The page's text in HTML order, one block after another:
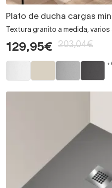
Plato de ducha cargas
Textura granito a medida,
129,95€ 203,04€
+